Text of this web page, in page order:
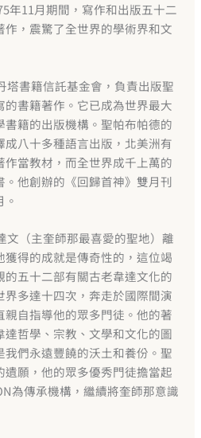
年11月期間，寫作和出版五十二
，震驚了全世界的學術界和文
塔書籍信託基金會，負責出版聖
書籍著作。它已成為世界最大
籍的出版機構。聖帕布帕德的
八十多種語言出版，北美洲有
當教材，而全世界成千上萬的
他創辦的《回歸首神》雙月刊
文（主奎師那最喜愛的聖地）離
得的成就是傳奇性的，這位竭
五十二部有關古老韋達文化的
多達十四次，奔走於國際間演
自指導他的眾多門徒。他的著
哲學、宗教、文學和文化的圖
們永遠豐饒的沃土和養份。聖
願，他的眾多優秀門徒擔當起
為傳承機構，繼續將奎師那意識